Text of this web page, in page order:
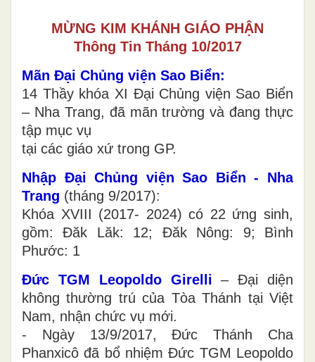
MỪNG KIM KHÁNH GIÁO PHẬN
Thông Tin Tháng 10/2017
Mãn Đại Chủng viện Sao Biển:
14 Thầy khóa XI Đại Chủng viện Sao Biển
– Nha Trang, đã mãn trường và đang thực
tập mục vụ
tại các giáo xứ trong GP.
Nhập Đại Chủng viện Sao Biển - Nha
Trang (tháng 9/2017):
Khóa XVIII (2017- 2024) có 22 ứng sinh,
gồm: Đăk Lăk: 12; Đăk Nông: 9; Bình
Phước: 1
Đức TGM Leopoldo Girelli – Đại diện
không thường trú của Tòa Thánh tại Việt
Nam, nhận chức vụ mới.
- Ngày 13/9/2017, Đức Thánh Cha
Phanxicô đã bổ nhiệm Đức TGM Leopoldo